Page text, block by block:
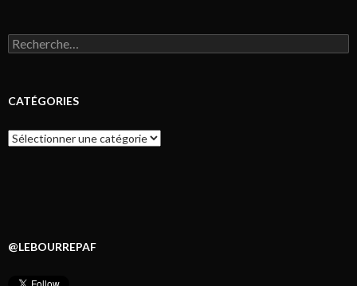
Rechercher :
CATÉGORIES
Catégories
@LEBOURREPAF